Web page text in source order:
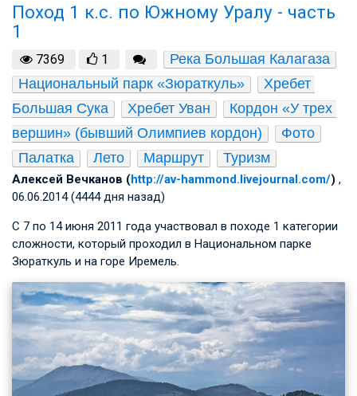
Поход 1 к.с. по Южному Уралу - часть
1
7369 1
Река Большая Калагаза
Национальный парк «Зюраткуль»
Хребет
Большая Сука
Хребет Уван
Кордон «У трех
вершин» (бывший Олимпиев кордон)
Фото
Палатка
Лето Маршрут Туризм
Алексей Вечканов (http://av-hammond.livejournal.com/) ,
06.06.2014 (4444 дня назад)
С 7 по 14 июня 2011 года участвовал в походе 1 категории
сложности, который проходил в Национальном парке
Зюраткуль и на горе Иремель.